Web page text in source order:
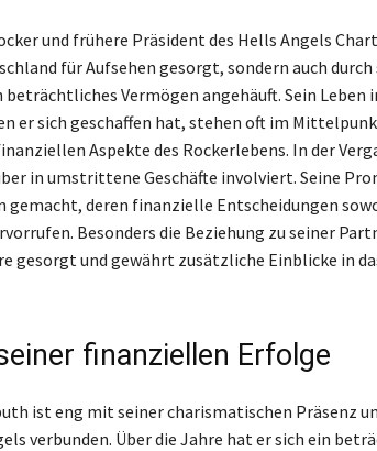
und frühere Präsident des Hells Angels
für Aufsehen gesorgt, sondern auch durch
Vermögen angehäuft. Sein Leben
er sich geschaffen hat, stehen oft im
Aspekte des Rockerlebens. In der
in umstrittene Geschäfte involviert. Seine
gemacht, deren finanzielle Entscheidungen
Besonders die Beziehung zu seiner
gesorgt und gewährt zusätzliche Einblicke in
finanziellen Erfolge
ist eng mit seiner charismatischen Präsenz
verbunden. Über die Jahre hat er sich ein